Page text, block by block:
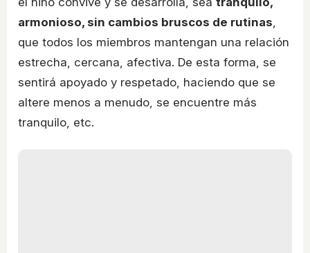
armonioso, sin cambios bruscos de rutinas
que todos los miembros mantengan una relación
estrecha, cercana, afectiva. De esta forma, se
sentirá apoyado y respetado, haciendo que se
altere menos a menudo, se encuentre más
tranquilo, etc.